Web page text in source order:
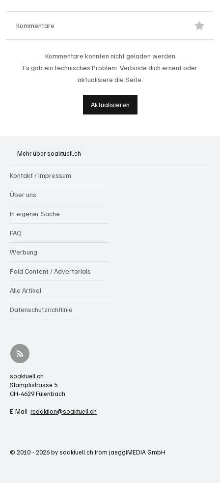
Badi Seengen: 62-jährige Frau von
Kommentare
Kommentare konnten nicht geladen werden
Es gab ein technisches Problem. Verbinde dich erneut oder
aktualisiere die Seite.
Aktualisieren
Mehr über soaktuell.ch
Kontakt / Impressum
Über uns
In eigener Sache
FAQ
Werbung
Paid Content / Advertorials
Alle Artikel
Datenschutzrichtlinie
soaktuell.ch
Stampfistrasse 5
CH-4629 Fulenbach
E-Mail: redaktion@soaktuell.ch
© 2010 - 2026 by soaktuell.ch from jaeggiMEDIA GmbH